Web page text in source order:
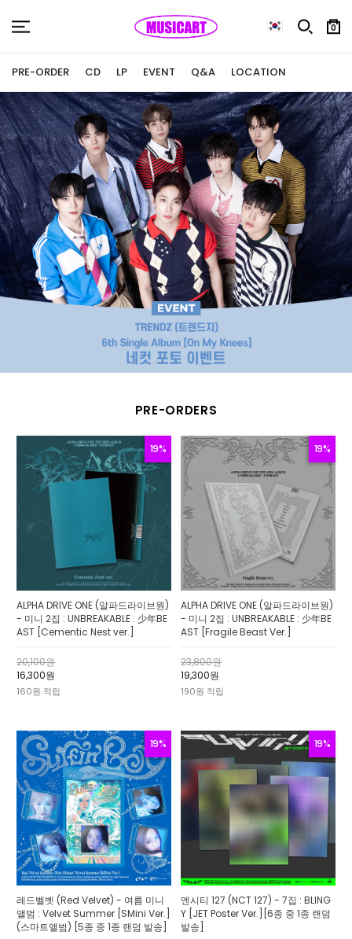
0
PRE-ORDER CD LP EVENT Q&A LOCATION
PRE-ORDERS
19%
ALPHA DRIVE ONE (알파드라이브원)
- 미니 2집 : UNBREAKABLE : 少年BE
AST [Cementic Nest ver.]
20,100원
16,300원
160원 적립
19%
ALPHA DRIVE ONE (알파드라이브원)
- 미니 2집 : UNBREAKABLE : 少年BE
AST [Fragile Beast Ver.]
23,800원
19,300원
190원 적립
19%
레드벨벳 (Red Velvet) - 여름 미니
앨범 : Velvet Summer [SMini Ver.]
(스마트앨범) [5종 중 1종 랜덤 발송]
19%
엔시티 127 (NCT 127) - 7집 : BLING
Y [JET Poster Ver.][6종 중 1종 랜덤
발송]